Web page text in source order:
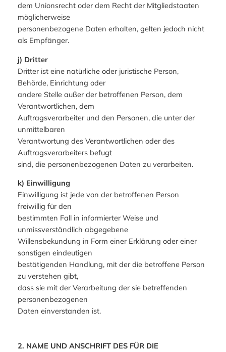
dem Unionsrecht oder dem Recht der Mitgliedstaaten
möglicherweise
personenbezogene Daten erhalten, gelten jedoch nicht
als Empfänger.
j) Dritter
Dritter ist eine natürliche oder juristische Person,
Behörde, Einrichtung oder
andere Stelle außer der betroffenen Person, dem
Verantwortlichen, dem
Auftragsverarbeiter und den Personen, die unter der
unmittelbaren
Verantwortung des Verantwortlichen oder des
Auftragsverarbeiters befugt
sind, die personenbezogenen Daten zu verarbeiten.
k) Einwilligung
Einwilligung ist jede von der betroffenen Person
freiwillig für den
bestimmten Fall in informierter Weise und
unmissverständlich abgegebene
Willensbekundung in Form einer Erklärung oder einer
sonstigen eindeutigen
bestätigenden Handlung, mit der die betroffene Person
zu verstehen gibt,
dass sie mit der Verarbeitung der sie betreffenden
personenbezogenen
Daten einverstanden ist.
2. NAME UND ANSCHRIFT DES FÜR DIE